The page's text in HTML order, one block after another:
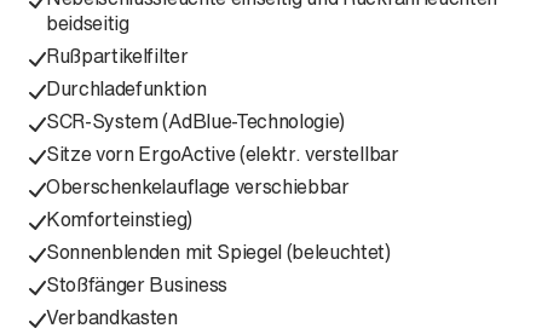
beidseitig
Rußpartikelfilter
Durchladefunktion
SCR-System (AdBlue-Technologie)
Sitze vorn ErgoActive (elektr. verstellbar
Oberschenkelauflage verschiebbar
Komforteinstieg)
Sonnenblenden mit Spiegel (beleuchtet)
Stoßfänger Business
Verbandkasten